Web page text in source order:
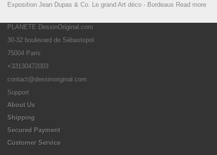
Exposition Jean Dupas & Co. Le grand Art déco - Bordeaux Read more
PLANETE DessinOriginal.com
30-32 boulevard de Sébastopol
75004 Paris
+33130472003
contact@dessinoriginal.com
Support
About Us
Shipping
Secured Payment
Customer Service